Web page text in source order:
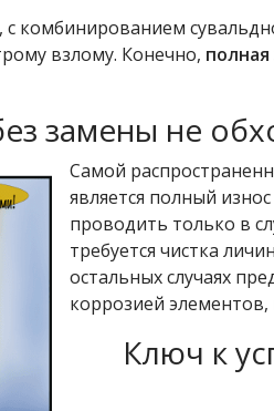
с комбинированием
взлому. Конечно,
замены не
Самой
является полный
проводить только в
требуется чистка
остальных случаях
коррозией
Ключ к